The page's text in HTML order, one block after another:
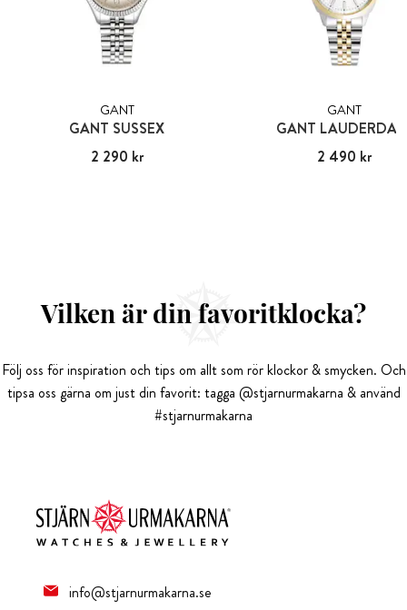
GANT
GANT SUSSEX
Pris :2 290 kr
2 290 kr
GANT
GANT
Pris :2 490 kr
2 490 kr
Vilken är din favoritklocka?
Följ oss för inspiration och tips om allt som rör klockor & smycken. Och
tipsa oss gärna om just din favorit: tagga @stjarnurmakarna & använd
#stjarnurmakarna
info@stjarnurmakarna.se